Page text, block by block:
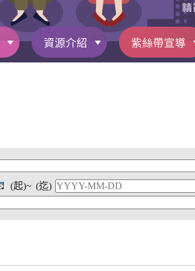
資源介紹 紫絲帶宣導
(起)~ (迄)